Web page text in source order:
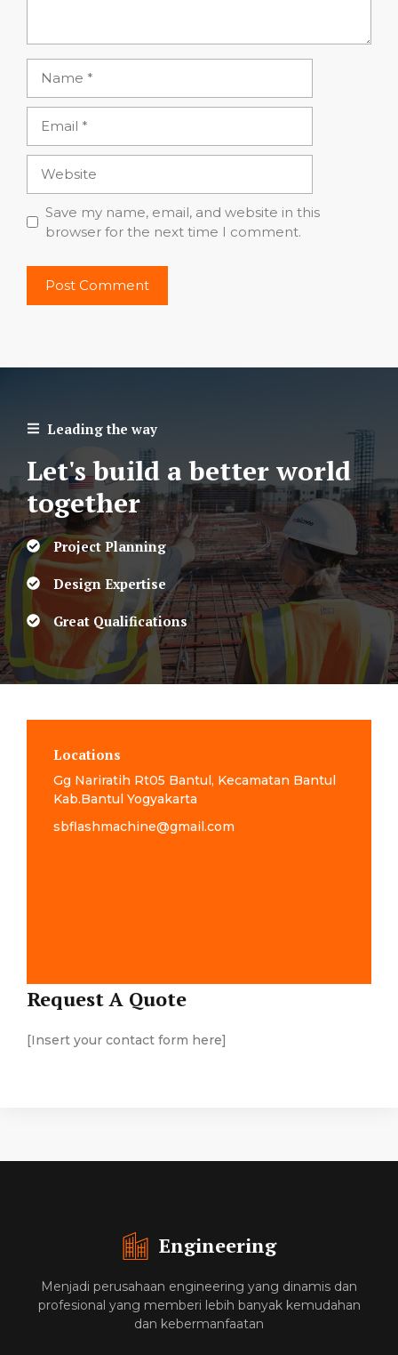
Save my name, email, and website in this
browser for the next time I comment.
Leading the way
Let's build a better world
together
Project Planning
Design Expertise
Great Qualifications
Locations
Gg Nariratih Rt05 Bantul, Kecamatan Bantul
Kab.Bantul Yogyakarta
sbflashmachine@gmail.com
Request A Quote
[Insert your contact form here]
Engineering
Menjadi perusahaan engineering yang dinamis dan
profesional yang memberi lebih banyak kemudahan
dan kebermanfaatan